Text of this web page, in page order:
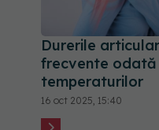
Durerile
frecvente odată
temperaturilor
16 oct 2025, 15:40